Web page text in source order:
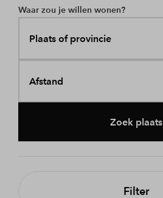
Waar zou je willen wonen?
Plaats of provincie
Afstand
Zoek plaats
Filter